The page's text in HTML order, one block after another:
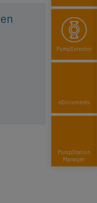
Pump­Selector
eDocuments
Pump­Station
Manager